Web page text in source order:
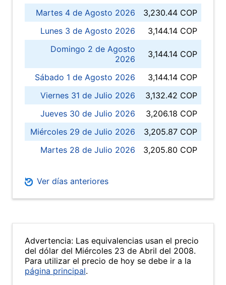
Martes 4 de Agosto 2026
3,230.44 COP
Lunes 3 de Agosto 2026
3,144.14 COP
Domingo 2 de Agosto
2026
3,144.14 COP
Sábado 1 de Agosto 2026
3,144.14 COP
Viernes 31 de Julio 2026
3,132.42 COP
Jueves 30 de Julio 2026
3,206.18 COP
Miércoles 29 de Julio 2026
3,205.87 COP
Martes 28 de Julio 2026
3,205.80 COP
Ver días anteriores
Advertencia: Las equivalencias usan el precio
del dólar del Miércoles 23 de Abril del 2008.
Para utilizar el precio de hoy se debe ir a la
página principal.